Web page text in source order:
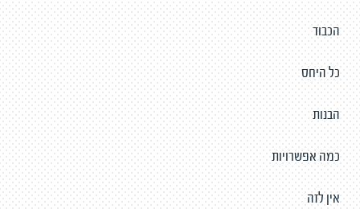
הכבוד
כל היחס
הבנות
כמה אפשרויות
אין לזה